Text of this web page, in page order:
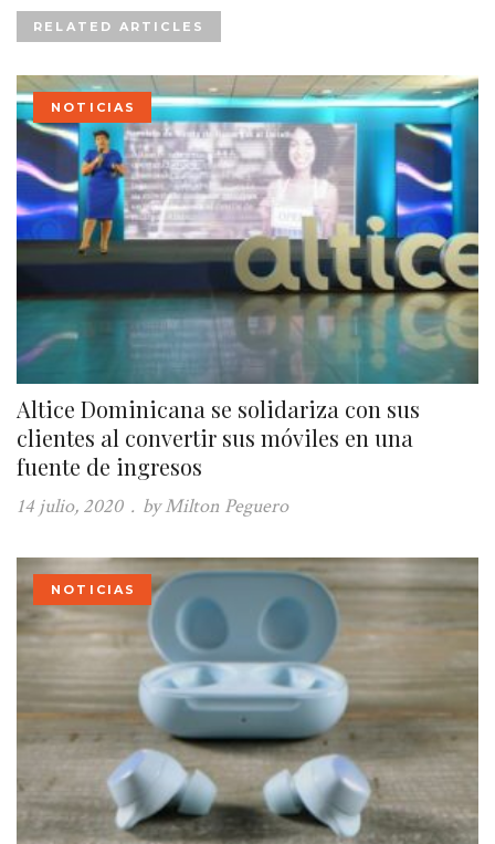
RELATED ARTICLES
NOTICIAS
Altice Dominicana se solidariza con sus
clientes al convertir sus móviles en una
fuente de ingresos
14 julio, 2020 . by Milton Peguero
NOTICIAS